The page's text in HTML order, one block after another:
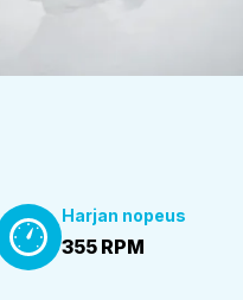
Harjan nopeus
355 RPM